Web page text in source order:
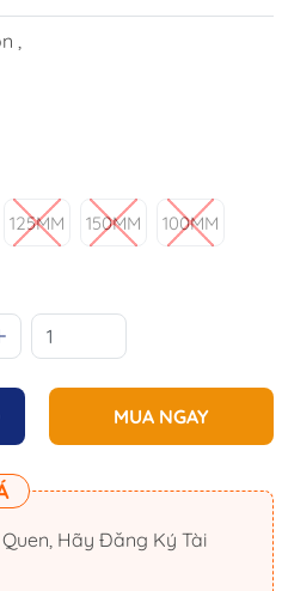
Hộp Cầu Chì & Bus Bar
Sạc Ắc Quy Tự Động
,
125MM 150MM 100MM
MUA NGAY
Hãy Đăng Ký Tài